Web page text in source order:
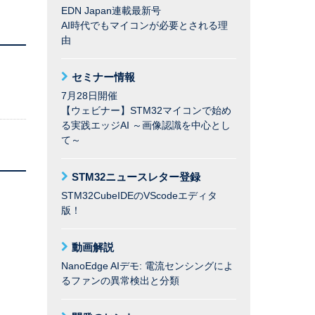
EDN Japan連載最新号
AI時代でもマイコンが必要とされる理
由
セミナー情報
7月28日開催
【ウェビナー】STM32マイコンで始め
る実践エッジAI ～画像認識を中心とし
て～
STM32ニュースレター登録
STM32CubeIDEのVScodeエディタ
版！
動画解説
NanoEdge AIデモ: 電流センシングによ
るファンの異常検出と分類